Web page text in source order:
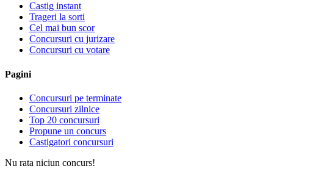
Castig instant
Trageri la sorti
Cel mai bun scor
Concursuri cu jurizare
Concursuri cu votare
Pagini
Concursuri pe terminate
Concursuri zilnice
Top 20 concursuri
Propune un concurs
Castigatori concursuri
Nu rata niciun concurs!